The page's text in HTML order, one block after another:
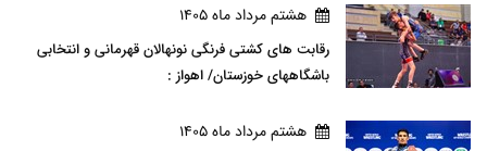
هشتم مرداد ماه 1405
رقابت های کشتی فرنگی نونهالان قهرمانی و انتخابی
باشگاههای خوزستان/ اهواز :
هشتم مرداد ماه 1405